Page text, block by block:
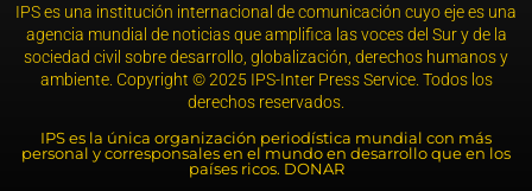
IPS es una institución internacional de comunicación cuyo eje es una
agencia mundial de noticias que amplifica las voces del Sur y de la
sociedad civil sobre desarrollo, globalización, derechos humanos y
ambiente. Copyright © 2025 IPS-Inter Press Service. Todos los
derechos reservados.
IPS es la única organización periodística mundial con más
personal y corresponsales en el mundo en desarrollo que en los
países ricos. DONAR